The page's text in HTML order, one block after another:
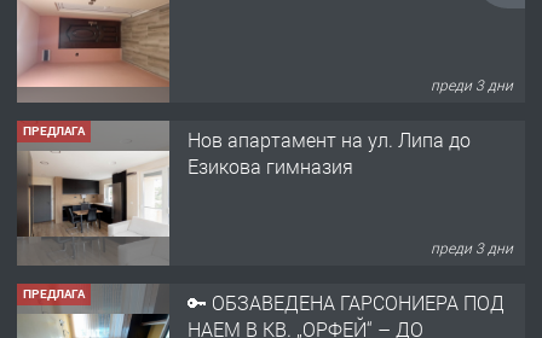
преди 3 дни
ПРЕДЛАГА
Нов апартамент на ул. Липа до
Езикова гимназия
преди 3 дни
ПРЕДЛАГА
🔑 ОБЗАВЕДЕНА ГАРСОНИЕРА ПОД
НАЕМ В КВ. „ОРФЕЙ“ – ДО